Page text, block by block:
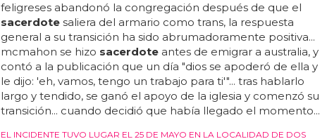
feligreses abandonó la congregación después de que el
sacerdotesaliera del armario como trans, la respuesta
general a su transición ha sido abrumadoramente positiva...
mcmahon se hizo sacerdoteantes de emigrar a australia, y
contó a la publicación que un día "dios se apoderó de ella y
le dijo: 'eh, vamos, tengo un trabajo para ti'"... tras hablarlo
largo y tendido, se ganó el apoyo de la iglesia y comenzó su
transición... cuando decidió que había llegado el momento...
EL INCIDENTE TUVO LUGAR EL 25 DE MAYO EN LA LOCALIDAD DE DOS